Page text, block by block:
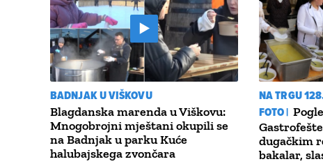
BADNJAK U VIŠKOVU
Blagdanska marenda u Viškovu:
Mnogobrojni mještani okupili se
na Badnjak u parku Kuće
halubajskega zvončara
NA TRGU
FOTO |
dugačkim
bakalar,